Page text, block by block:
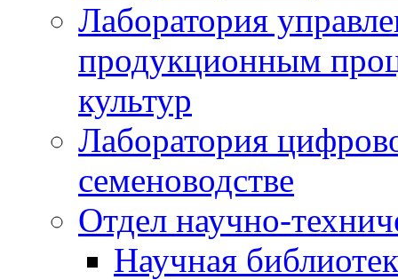
Лаборатория
продукционным
культур
Лаборатория
семеноводстве
Отдел научно-
Научная